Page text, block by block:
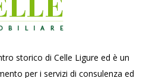
storico di Celle Ligure ed è un
per i servizi di consulenza ed